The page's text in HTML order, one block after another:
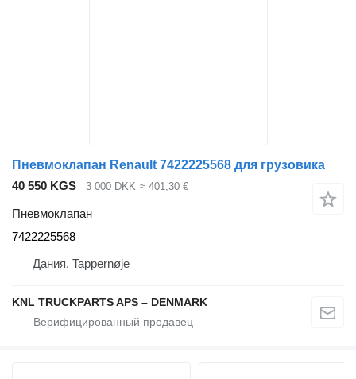
Пневмоклапан Renault 7422225568 для грузовика
40 550 KGS
3 000 DKK ≈ 401,30 €
Пневмоклапан
7422225568
Дания, Tappernøje
KNL TRUCKPARTS APS – DENMARK